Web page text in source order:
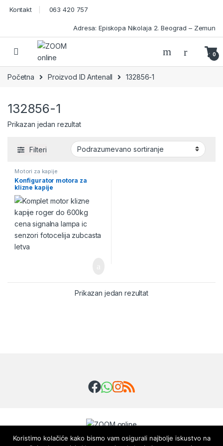
Skip to navigation
Skip to content
Kontakt 063 420 757
Adresa: Episkopa Nikolaja 2. Beograd – Zemun
Open 0
Početna Proizvod ID Antenall 132856-1
132856-1
Prikazan jedan rezultat
Filteri
Motori za kapije
Konfigurator motora za
klizne kapije
Prikazan jedan rezultat
Koristimo kolačiće kako bismo vam osigurali najbolje iskustvo na